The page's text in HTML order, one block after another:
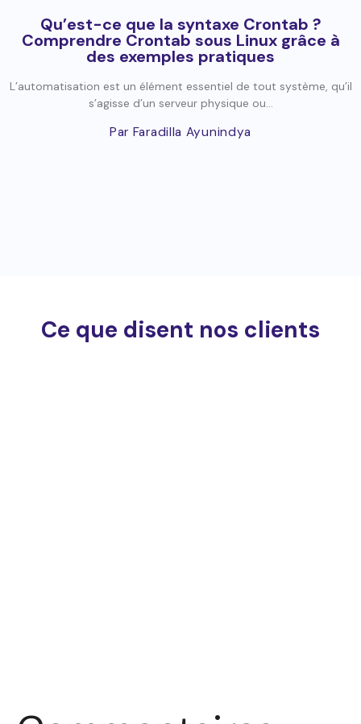
Qu’est-ce que la syntaxe Crontab ?
Comprendre Crontab sous Linux grâce à
des exemples pratiques
L’automatisation est un élément essentiel de tout système, qu’il
s’agisse d’un serveur physique ou...
Par Faradilla Ayunindya
Ce que disent nos clients